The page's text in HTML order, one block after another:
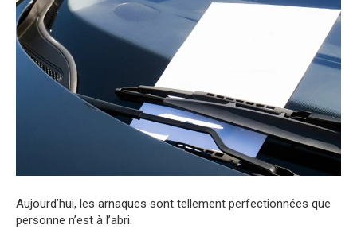
Aujourd’hui, les arnaques sont tellement perfectionnées que
personne n’est à l’abri.